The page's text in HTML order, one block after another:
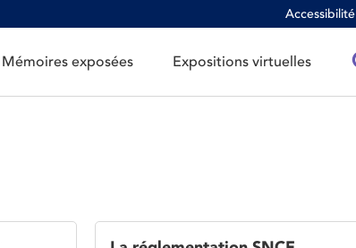
Accessibilité
Mémoires exposées Expositions virtuelles